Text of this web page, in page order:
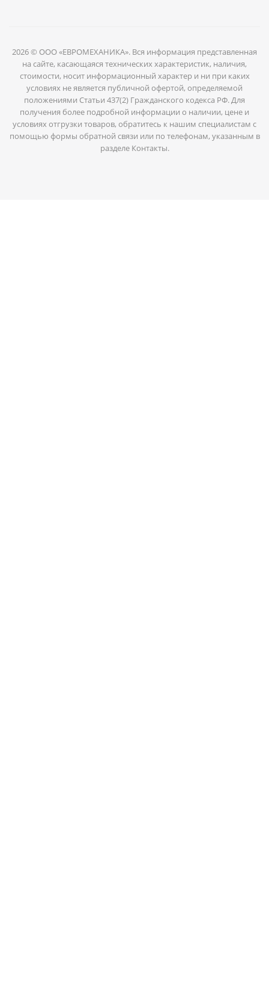
2026 © ООО «ЕВРОМЕХАНИКА». Вся информация представленная
на сайте, касающаяся технических характеристик, наличия,
стоимости, носит информационный характер и ни при каких
условиях не является публичной офертой, определяемой
положениями Статьи 437(2) Гражданского кодекса РФ. Для
получения более подробной информации о наличии, цене и
условиях отгрузки товаров, обратитесь к нашим специалистам с
помощью формы обратной связи или по телефонам, указанным в
разделе Контакты.